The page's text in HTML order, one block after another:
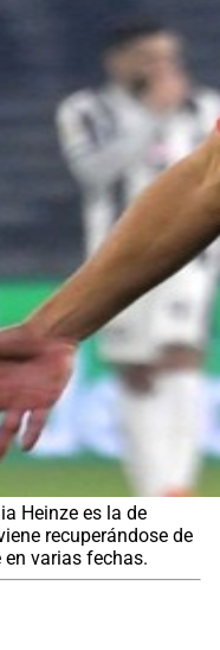
Heinze es la de
recuperándose de
varias fechas.